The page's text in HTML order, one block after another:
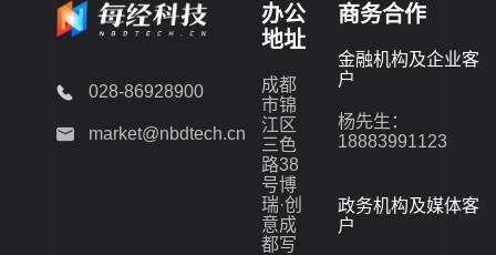
028-86928900
market@nbdtech.cn
办公
地址
成都
市锦
江区
三色
路38
号博
瑞·创
意成
都写
商务合作
金融机构及企业客
户
杨先生：
18883991123
政务机构及媒体客
户